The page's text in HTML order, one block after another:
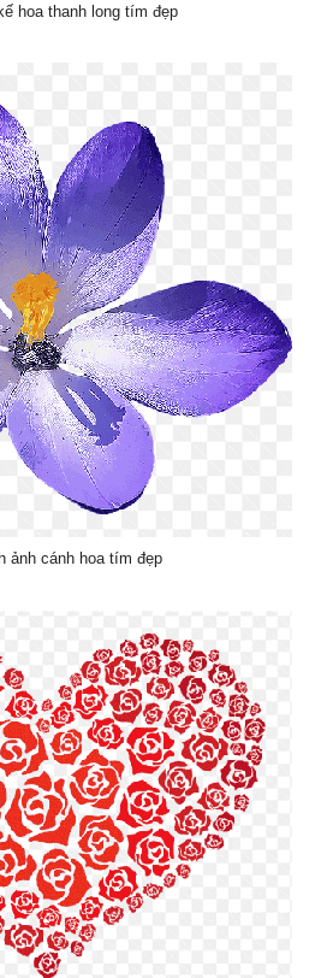
hoa thanh long tím đẹp
ảnh cánh hoa tím đẹp